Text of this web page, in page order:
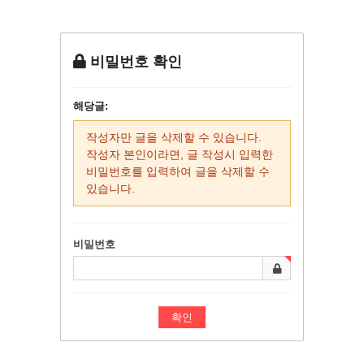
비밀번호 확인
해당글:
작성자만 글을 삭제할 수 있습니다.
작성자 본인이라면, 글 작성시 입력한
비밀번호를 입력하여 글을 삭제할 수
있습니다.
비밀번호